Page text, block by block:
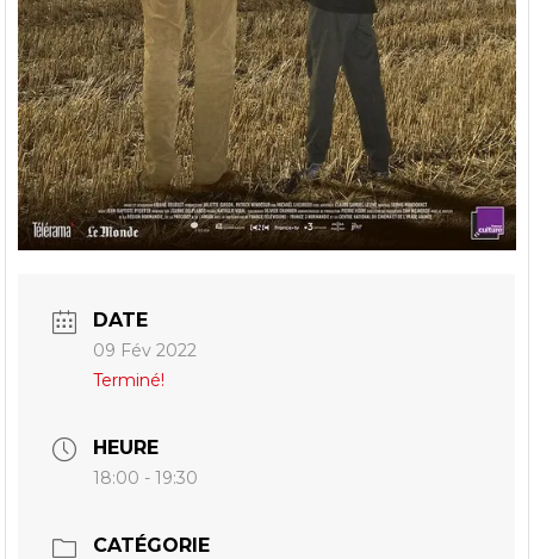
DATE
09 Fév 2022
Terminé!
HEURE
18:00 - 19:30
CATÉGORIE